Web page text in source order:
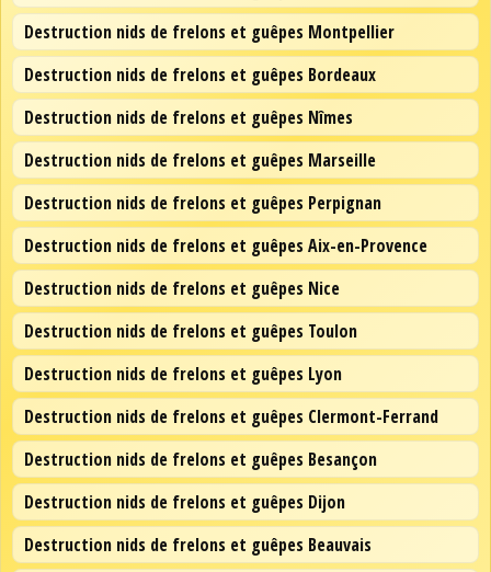
Destruction nids de frelons et guêpes Montpellier
Destruction nids de frelons et guêpes Bordeaux
Destruction nids de frelons et guêpes Nîmes
Destruction nids de frelons et guêpes Marseille
Destruction nids de frelons et guêpes Perpignan
Destruction nids de frelons et guêpes Aix-en-Provence
Destruction nids de frelons et guêpes Nice
Destruction nids de frelons et guêpes Toulon
Destruction nids de frelons et guêpes Lyon
Destruction nids de frelons et guêpes Clermont-Ferrand
Destruction nids de frelons et guêpes Besançon
Destruction nids de frelons et guêpes Dijon
Destruction nids de frelons et guêpes Beauvais